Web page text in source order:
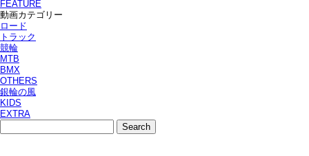
FEATURE
動画カテゴリー
ロード
トラック
競輪
MTB
BMX
OTHERS
銀輪の風
KIDS
EXTRA